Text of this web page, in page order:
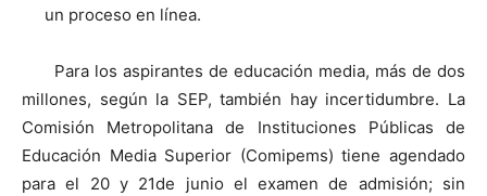
un proceso en línea.
Para los aspirantes de educación media, más de dos
millones, según la SEP, también hay incertidumbre. La
Comisión Metropolitana de Instituciones Públicas de
Educación Media Superior (Comipems) tiene agendado
para el 20 y 21de junio el examen de admisión; sin